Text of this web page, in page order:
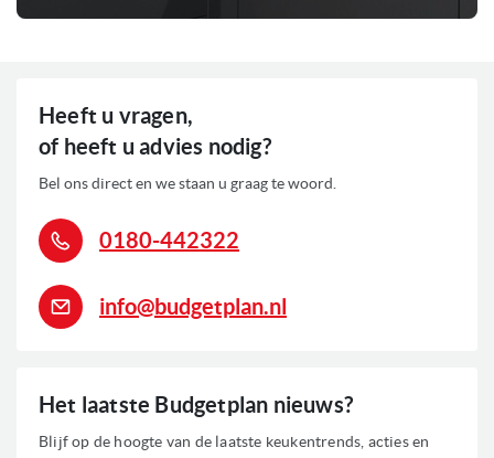
Inhoud vriesgedeelte
Geïntegreerd vriesvak
Aansluitwaarde
Verlichting: LED binnenverlichting
Vershoudzone
Het laatste Budgetplan nieuws?
Blijf op de hoogte van de laatste keukentrends, acties en
Heeft u vragen,
of heeft u advies nodig?
Bel ons direct en we staan u graag te woord.
0180-442322
info@budgetplan.nl